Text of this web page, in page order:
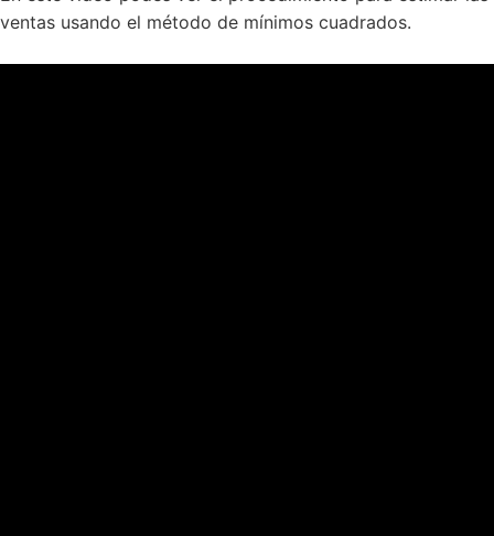
ventas usando el método de mínimos cuadrados.